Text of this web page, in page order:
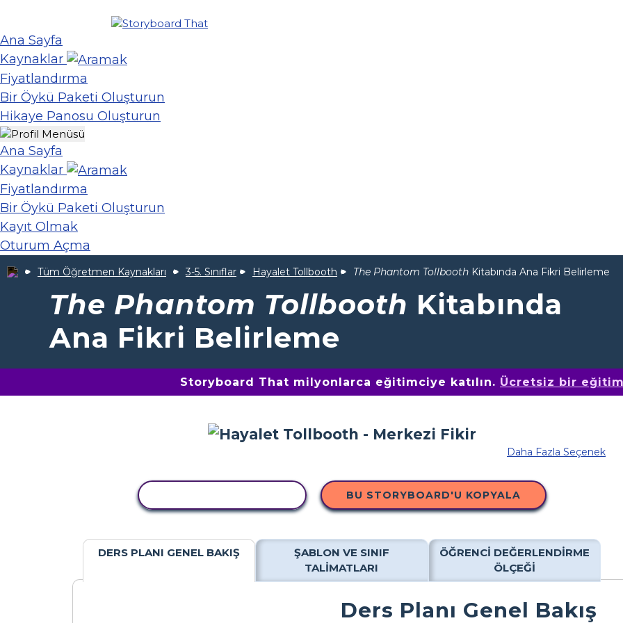
Ana Sayfa
Kaynaklar
Fiyatlandırma
Bir Öykü Paketi Oluşturun
Hikaye Panosu Oluşturun
Ana Sayfa
Kaynaklar
Fiyatlandırma
Bir Öykü Paketi Oluşturun
Kayıt Olmak
Oturum Açma
Tüm Öğretmen Kaynakları 3-5. Sınıflar Hayalet Tollbooth The Phantom Tollbooth Kitabında Ana Fikri Belirleme
The Phantom Tollbooth Kitabında
Ana Fikri Belirleme
Storyboard That milyonlarca eğitimciye katılın. Ücretsiz bir
Daha Fazla Seçenek
BU STORYBOARD'U KOPYALA
DERS PLANI GENEL BAKIŞ
ŞABLON VE SINIF
TALIMATLARI
ÖĞRENCI DEĞERLENDIRME
ÖLÇEĞI
Ders Planı Genel Bakış